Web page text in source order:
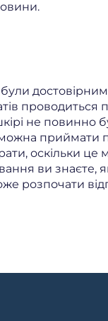
проводиться
не повинно
приймати
оскільки
ви знаєте,
розпочати